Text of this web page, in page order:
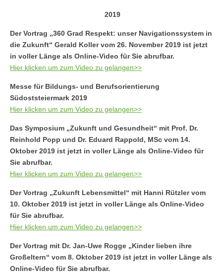
2019
Der Vortrag „360 Grad Respekt: unser Navigationssystem in
die Zukunft“ Gerald Koller vom 26. November 2019 ist jetzt
in voller Länge als Online-Video für Sie abrufbar.
Hier klicken um zum Video zu gelangen>>
Messe für Bildungs- und Berufsorientierung
Südoststeiermark 2019
Hier klicken um zum Video zu gelangen>>
Das Symposium „Zukunft und Gesundheit“ mit Prof. Dr.
Reinhold Popp und Dr. Eduard Rappold, MSc vom 14.
Oktober 2019 ist jetzt in voller Länge als Online-Video für
Sie abrufbar.
Hier klicken um zum Video zu gelangen>>
Der Vortrag „Zukunft Lebensmittel“ mit Hanni Rützler vom
10. Oktober 2019 ist jetzt in voller Länge als Online-Video
für Sie abrufbar.
Hier klicken um zum Video zu gelangen>>
Der Vortrag mit Dr. Jan-Uwe Rogge „Kinder lieben ihre
Großeltern“ vom 8. Oktober 2019 ist jetzt in voller Länge als
Online-Video für Sie abrufbar.